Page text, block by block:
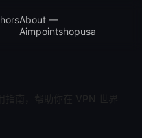
About —
Aimpointshopusa